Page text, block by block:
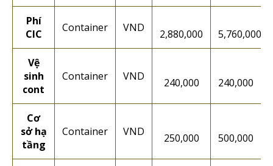
Phí
CIC
Container VND 2,880,000 5,760,000
Vệ
sinh
cont
Container VND 240,000 240,000
Cơ
sở hạ
tầng
Container VND 250,000 500,000